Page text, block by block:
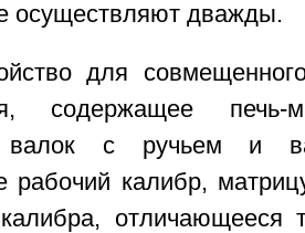
осуществляют дважды.
для
содержащее
валок с ручьем и
рабочий калибр,
отличающееся